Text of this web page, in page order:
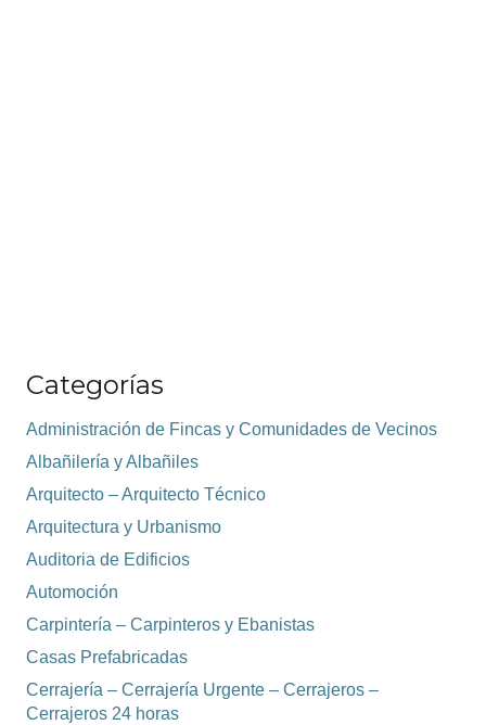
Categorías
Administración de Fincas y Comunidades de Vecinos
Albañilería y Albañiles
Arquitecto – Arquitecto Técnico
Arquitectura y Urbanismo
Auditoria de Edificios
Automoción
Carpintería – Carpinteros y Ebanistas
Casas Prefabricadas
Cerrajería – Cerrajería Urgente – Cerrajeros –
Cerrajeros 24 horas